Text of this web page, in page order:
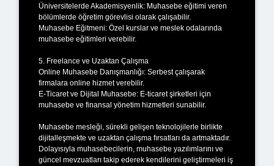
Üniversitelerde Akademisyenlik: Muhasebe eğitimi veren
bölümlerde öğretim görevlisi olarak çalışabilir.
Muhasebe Eğitmeni: Özel kurslar ve meslek odalarında
muhasebe eğitimleri verebilir.
5. Freelance ve Uzaktan Çalışma
Online Muhasebe Danışmanlığı: Serbest çalışarak
firmalara online hizmet verebilir.
E-Ticaret ve Dijital Muhasebe: E-ticaret şirketleri için
muhasebe ve finansal yönetim hizmetleri sunabilir.
Muhasebe mesleği, sürekli gelişen teknolojilerle birlikte
dijitalleşmekte ve uzaktan çalışma fırsatları da artmaktadır.
Dolayısıyla muhasebecilerin, muhasebe yazılımlarını ve
güncel mevzuatları takip ederek kendilerini geliştirmeleri iş